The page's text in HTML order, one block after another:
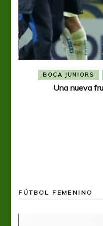
BOCA JUNIORS
Una nueva
FÚTBOL FEMENINO